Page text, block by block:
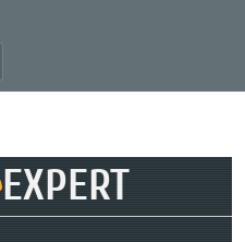
EXPERT